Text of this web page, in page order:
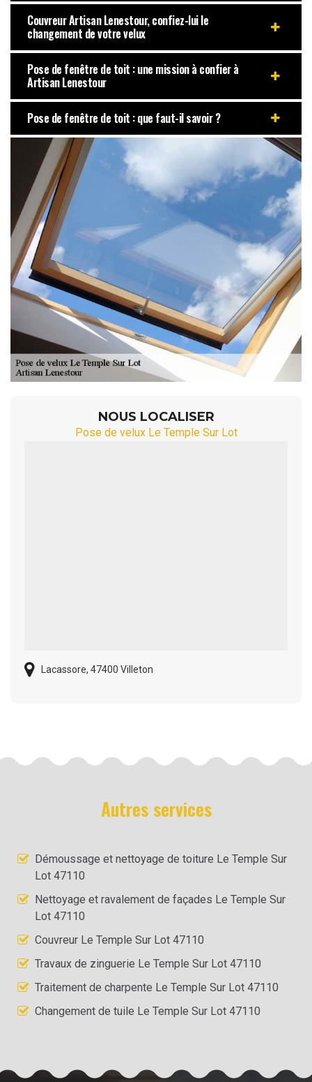
Couvreur Artisan Lenestour, confiez-lui le
changement de votre velux
Pose de fenêtre de toit : une mission à confier à
Artisan Lenestour
Pose de fenêtre de toit : que faut-il savoir ?
NOUS LOCALISER
Pose de velux Le Temple Sur Lot
Lacassore, 47400 Villeton
Autres services
Démoussage et nettoyage de toiture Le Temple Sur
Lot 47110
Nettoyage et ravalement de façades Le Temple Sur
Lot 47110
Couvreur Le Temple Sur Lot 47110
Travaux de zinguerie Le Temple Sur Lot 47110
Traitement de charpente Le Temple Sur Lot 47110
Changement de tuile Le Temple Sur Lot 47110